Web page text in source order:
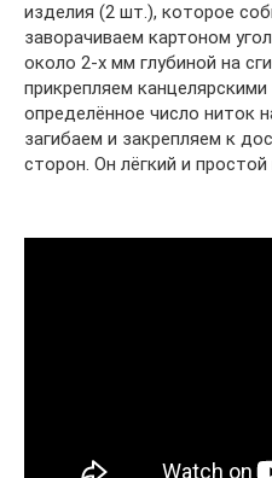
изделия (2 шт.), которое
заворачиваем картоном
около 2-х мм глубиной на
прикрепляем
определённое число ниток
загибаем и закрепляем к
сторон. Он лёгкий и простой